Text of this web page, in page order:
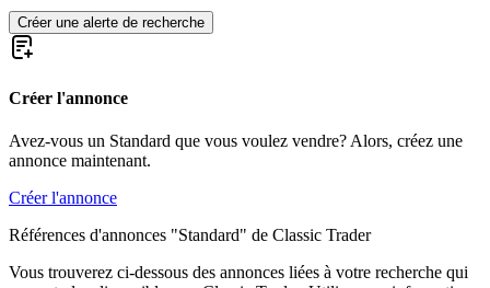
Créer une alerte de recherche
Créer l'annonce
Avez-vous un Standard que vous voulez vendre? Alors, créez une
annonce maintenant.
Créer l'annonce
Références d'annonces "Standard" de Classic Trader
Vous trouverez ci-dessous des annonces liées à votre recherche qui